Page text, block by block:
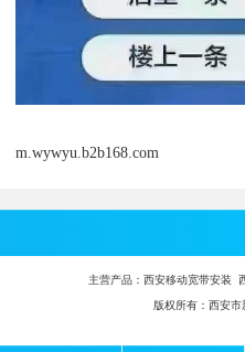
m.wywyu.b2b168.com
主营产品： 西安移动宽带安装
版权所有：西安